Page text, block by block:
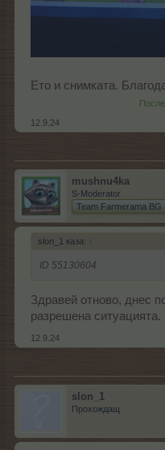
Ето и снимката.
12.9.24
mushnu4ka
S-Moderator
Team Farmerama BG
slon_1 каза: ↑
ID 55130604
Здравей отново, днес
разрешена
12.9.24
slon_1
Прохождащ